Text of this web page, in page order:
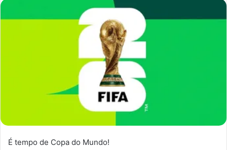
É tempo de Copa do Mundo!